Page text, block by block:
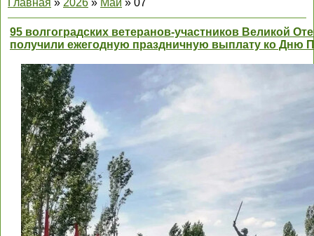
Главная » 2026 » Май » 07
95 волгоградских ветеранов-участников Великой
получили ежегодную праздничную выплату ко Дню